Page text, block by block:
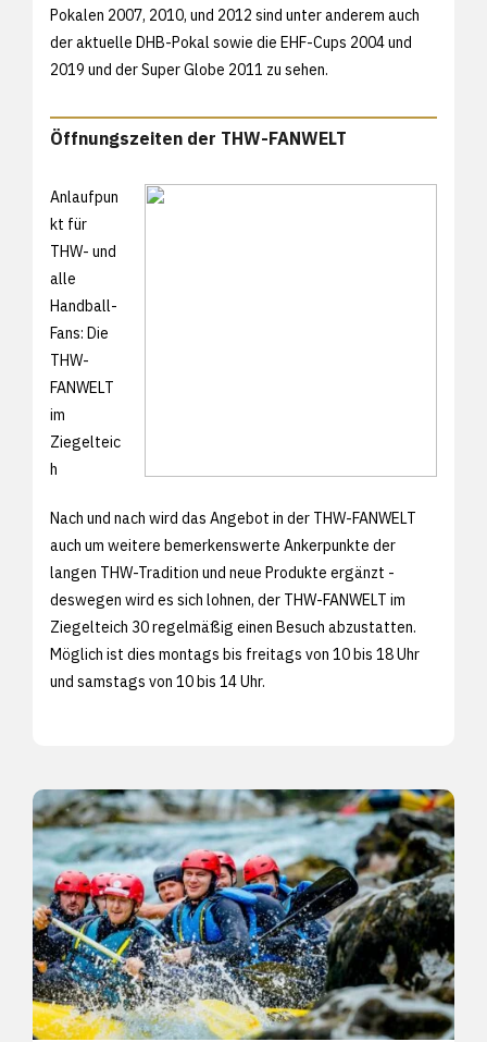
Pokalen 2007, 2010, und 2012 sind unter anderem auch
der aktuelle DHB-Pokal sowie die EHF-Cups 2004 und
2019 und der Super Globe 2011 zu sehen.
Öffnungszeiten der THW-FANWELT
Anlaufpun
kt für
THW- und
alle
Handball-
Fans: Die
THW-
FANWELT
im
Ziegelteic
h
Nach und nach wird das Angebot in der THW-FANWELT
auch um weitere bemerkenswerte Ankerpunkte der
langen THW-Tradition und neue Produkte ergänzt -
deswegen wird es sich lohnen, der THW-FANWELT im
Ziegelteich 30 regelmäßig einen Besuch abzustatten.
Möglich ist dies montags bis freitags von 10 bis 18 Uhr
und samstags von 10 bis 14 Uhr.